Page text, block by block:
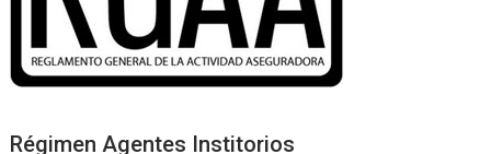
Régimen Agentes Institorios